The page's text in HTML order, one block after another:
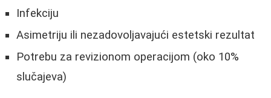
Infekciju
Asimetriju ili nezadovoljavajući estetski rezultat
Potrebu za revizionom operacijom (oko 10%
slučajeva)